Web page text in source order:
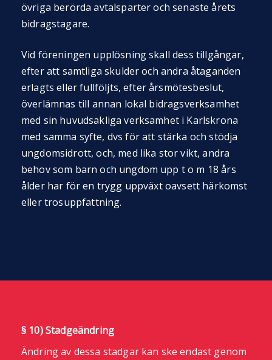
övriga berörda avtalsparter och senaste årets
bidragstagare.
Vid föreningen upplösning skall dess tillgångar,
efter att samtliga skulder och andra åtaganden
erlagts eller fullföljts, efter årsmötesbeslut,
överlämnas till annan lokal bidragsverksamhet
med sin huvudsakliga verksamhet i Karlskrona
med samma syfte, dvs för att stärka och stödja
ungdomsidrott, och, med lika stor vikt, andra
behov som barn och ungdom upp t o m 18 års
ålder har för en trygg uppväxt oavsett härkomst
eller trosuppfattning.
§ 10) Stadgeändring
Ändring av dessa stadgar kan ske endast genom